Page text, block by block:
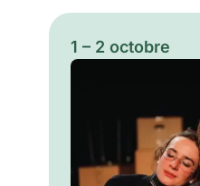
1 – 2 octobre